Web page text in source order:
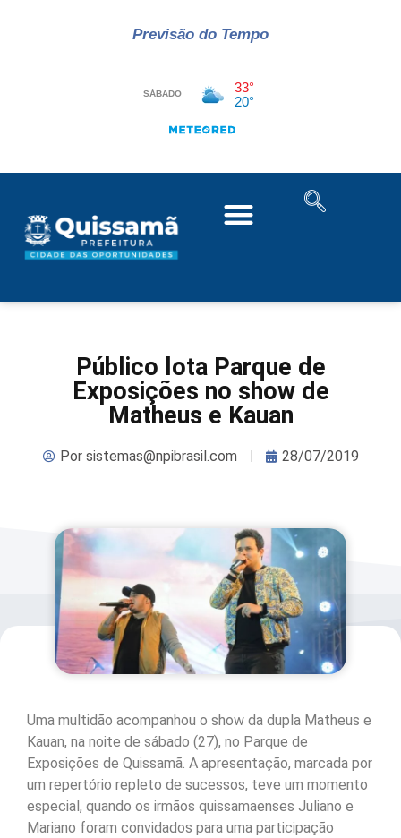
Previsão do Tempo
Público lota Parque de
Exposições no show de
Matheus e Kauan
Porsistemas@npibrasil.com 28/07/2019
Uma multidão acompanhou o show da dupla Matheus e
Kauan, na noite de sábado (27), no Parque de
Exposições de Quissamã. A apresentação, marcada por
um repertório repleto de sucessos, teve um momento
especial, quando os irmãos quissamaenses Juliano e
Mariano foram convidados para uma participação